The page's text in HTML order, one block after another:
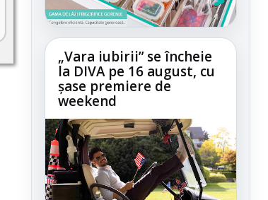
„Vara iubirii” se încheie
la DIVA pe 16 august, cu
șase premiere de
weekend